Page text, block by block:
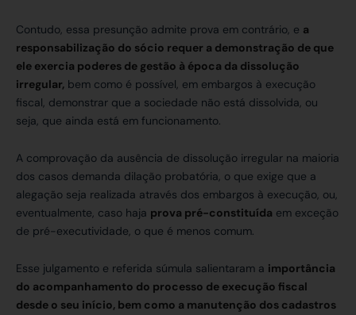
Contudo, essa presunção admite prova em contrário, e a
responsabilização do sócio requer a demonstração de que
ele exercia poderes de gestão à época da dissolução
irregular, bem como é possível, em embargos à execução
fiscal, demonstrar que a sociedade não está dissolvida, ou
seja, que ainda está em funcionamento.
A comprovação da ausência de dissolução irregular na maioria
dos casos demanda dilação probatória, o que exige que a
alegação seja realizada através dos embargos à execução, ou,
eventualmente, caso haja prova pré-constituída em exceção
de pré-executividade, o que é menos comum.
Esse julgamento e referida súmula salientaram a importância
do acompanhamento do processo de execução fiscal
desde o seu início, bem como a manutenção dos cadastros